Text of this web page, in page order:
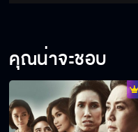
คุณน่าจะชอบ